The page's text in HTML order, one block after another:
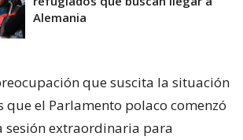
Alemania
que suscita la situación
que el Parlamento polaco comenzó
sesión extraordinaria para